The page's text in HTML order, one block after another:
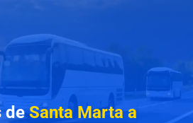
deSanta Marta a